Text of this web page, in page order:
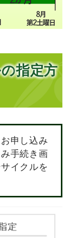
指定方
申し込み
手続き画
イクルを